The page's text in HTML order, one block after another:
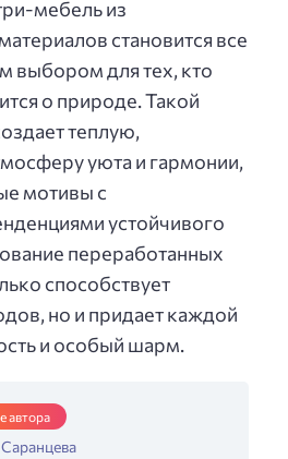
мебель из
становится все
выбором для тех, кто
о природе. Такой
теплую,
уюта и гармонии,
мотивы с
устойчивого
переработанных
способствует
но и придает каждой
и особый шарм.
автора